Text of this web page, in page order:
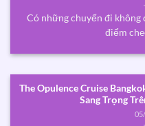
Có những chuyến đi
điểm
The Opulence Cruise
Sang Trọng